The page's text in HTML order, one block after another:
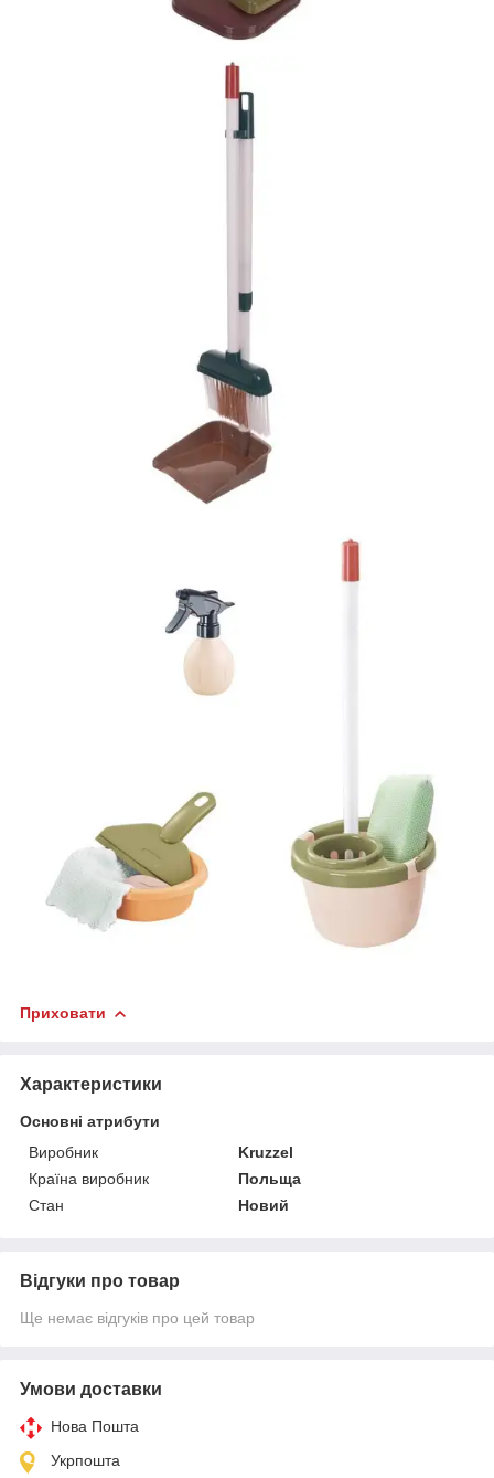
Приховати
Характеристики
Основні атрибути
Виробник
Kruzzel
Країна виробник
Польща
Стан
Новий
Відгуки про товар
Ще немає відгуків про цей товар
Умови доставки
Нова Пошта
Укрпошта